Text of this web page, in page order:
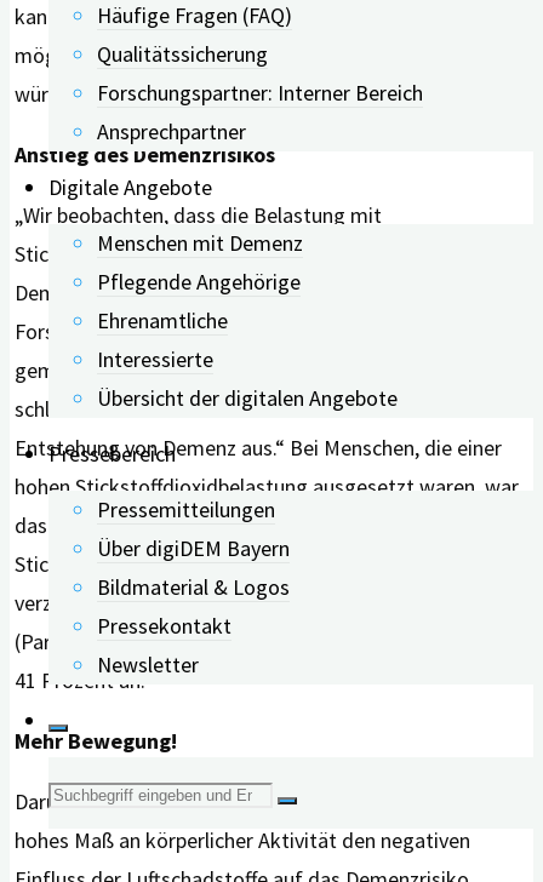
Häufige Fragen (FAQ)
Qualitätssicherung
Forschungspartner: Interner Bereich
Ansprechpartner
Digitale Angebote
Menschen mit Demenz
Pflegende Angehörige
Ehrenamtliche
Interessierte
Übersicht der digitalen Angebote
Pressebereich
Pressemitteilungen
Über digiDEM Bayern
Bildmaterial & Logos
Pressekontakt
Newsletter
Suche
kann entzündliche Prozesse hemmen, was
möglicherweise einen schützenden Effekt erklären
würde.
Anstieg des Demenzrisikos
„Wir beobachten, dass die Belastung mit
Stickstoffdioxid, Stickoxid und Feinstaub das
Demenzrisiko erhöhen kann“, schrieben die
Forschenden. „Diese Luftschadstoffe wirken sich
gemeinsam mit wenig körperlicher Bewegung,
schlechtem Schlafverhalten und Rauchen auf die
Entstehung von Demenz aus.“ Bei Menschen, die einer
hohen Stickstoffdioxidbelastung ausgesetzt waren, war
das Demenzrisiko um 34 Prozent erhöht und bei
Stickoxid war eine Steigerung von 37 Prozent zu
verzeichnen. Bei einer hohen Feinstaubbelastung
(Partikelgröße PM2,5) stieg das Demenzrisiko sogar auf
41 Prozent an.
Mehr Bewegung!
Darüber hinaus entdecken die Forschenden, dass ein
hohes Maß an körperlicher Aktivität den negativen